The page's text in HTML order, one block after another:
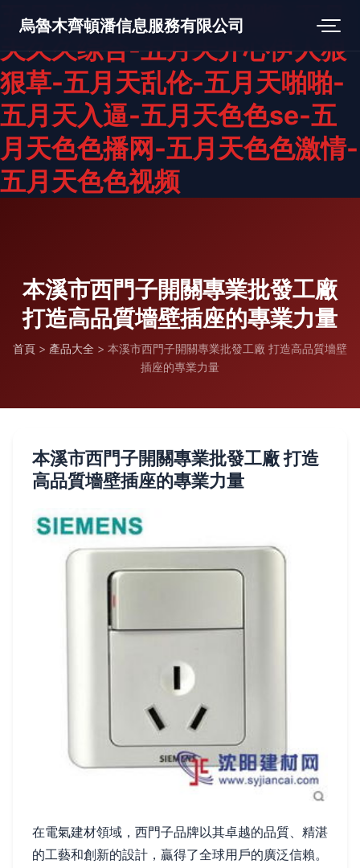
五月天久久美女性爱视频-五月
天久久综合-五月天开心伊人狠
狠草-五月天乱伦-五月天啪啪-
五月天入逼-五月天色色se-五
月天色色播网-五月天色色激情-
五月天色色视频
烏魯木齊頓潘信息服務有限公司
本溪市西門子開關專業批發工廠
打造高品質墻壁插座的專業力量
首頁 > 產品大全 > 本溪市西門子開關專業批發工廠 打造高品質墻壁
插座的專業力量
本溪市西門子開關專業批發工廠 打造
高品質墻壁插座的專業力量
在電氣建材領域，西門子品牌以其卓越的品質、精湛
的工藝和創新的設計，贏得了全球用戶的廣泛信賴。